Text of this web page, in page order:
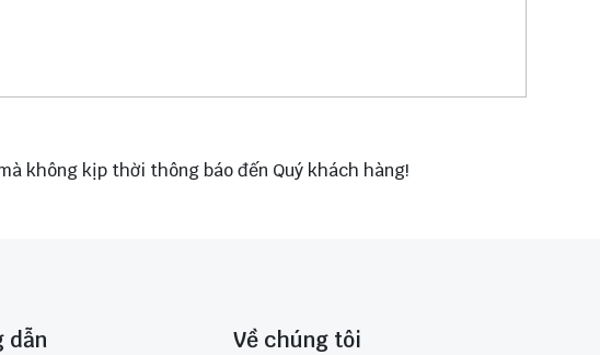
không kịp thời thông báo đến Quý khách hàng!
dẫn Về chúng tôi